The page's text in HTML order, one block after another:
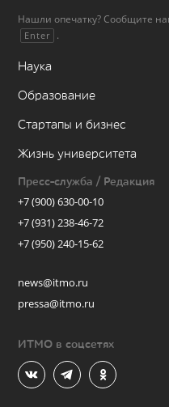
Нашли опечатку? Сообщите
Enter .
Наука
Образование
Стартапы и бизнес
Жизнь университета
Пресс-служба / Редакция
+7 (900) 630-00-10
+7 (931) 238-46-72
+7 (950) 240-15-62
news@itmo.ru
pressa@itmo.ru
ИТМО в соцсетях